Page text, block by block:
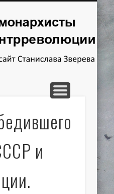
Русские
монархисты.
контрреволюции
и